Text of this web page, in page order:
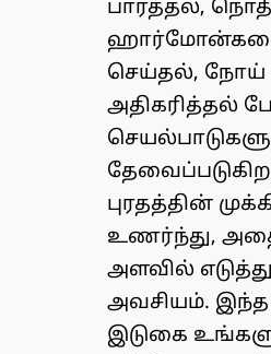
பார்த்தல்,
செய்தல், நோய்
அதிகரித்தல்
புரதத்தின்
உணர்ந்து,
அளவில்
அவசியம். இந்த
இடுகை